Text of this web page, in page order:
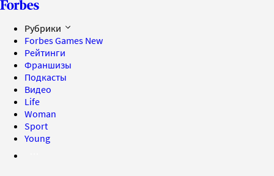
Рубрики
Forbes Games New
Рейтинги
Франшизы
Подкасты
Видео
Life
Woman
Sport
Young